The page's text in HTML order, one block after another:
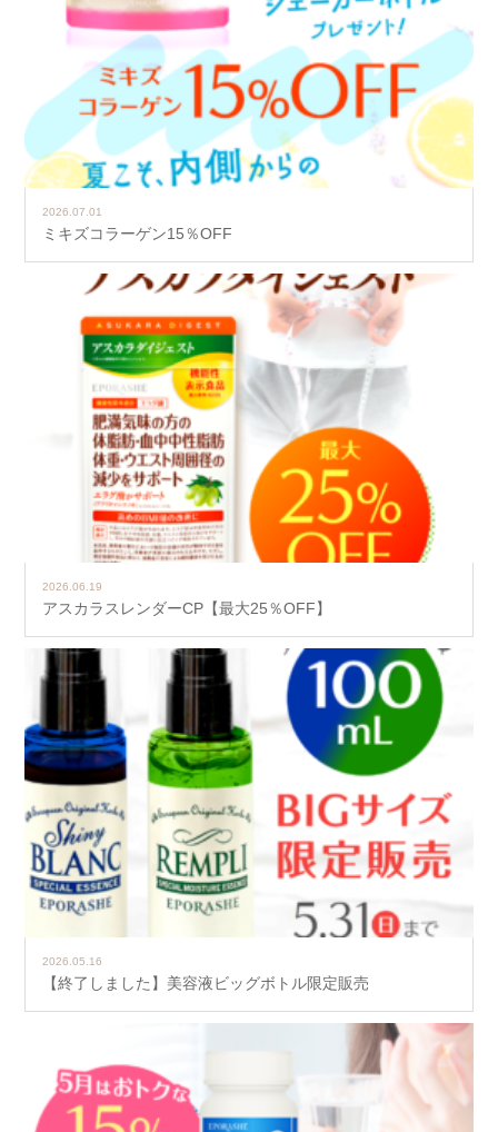
2026.07.01
ミキズコラーゲン15％OFF
2026.06.19
アスカラスレンダーCP【最大25％OFF】
2026.05.16
【終了しました】美容液ビッグボトル限定販売